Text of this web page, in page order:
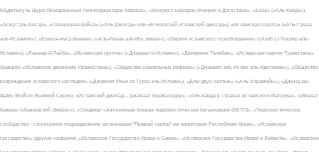
Маджлисуль Шура Объединенных сил моджахедов Кавказа», «Конгресс народов Ичкерии и Дагестана», «База» («Аль-Каида»),
«Асбат аль-Ансар», «Священная война» («Аль-Джихад» или «Египетский исламский джихад»), «Исламская группа» («Аль-Гамаа
аль-Исламия»), «Братья-мусульмане» («Аль-Ихван аль-Муслимун»), «Партия исламского освобождения» («Хизб ут-Тахрир аль-
Ислами»), «Лашкар-И-Тайба», «Исламская группа» («Джамаат-и-Ислами»), «Движение Талибан», «Исламская партия Туркестана»
(бывшее «Исламское движение Узбекистана»), «Общество социальных реформ» («Джамият аль-Ислах аль-Иджтимаи»), «Общество
возрождения исламского наследия» («Джамият Ихья ат-Тураз аль-Ислами»), «Дом двух святых» («Аль-Харамейн»), «Джунд аш-
Шам» (Войско Великой Сирии), «Исламский джихад – Джамаат моджахедов», «Аль-Каида в странах исламского Магриба», «Имарат
Кавказ» («Кавказский Эмират»), «Синдикат «Автономная боевая террористическая организация (АБТО)», «Террористическое
сообщество - структурное подразделение организации "Правый сектор" на территории Республики Крым», «Исламское
государство» (другие названия: «Исламское Государство Ирака и Сирии», «Исламское Государство Ирака и Леванта», «Исламское